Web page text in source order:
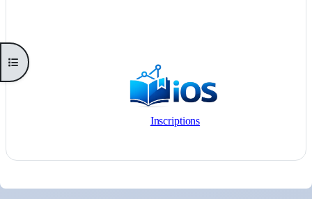
Ouvrir l’index du cours
Inscriptions